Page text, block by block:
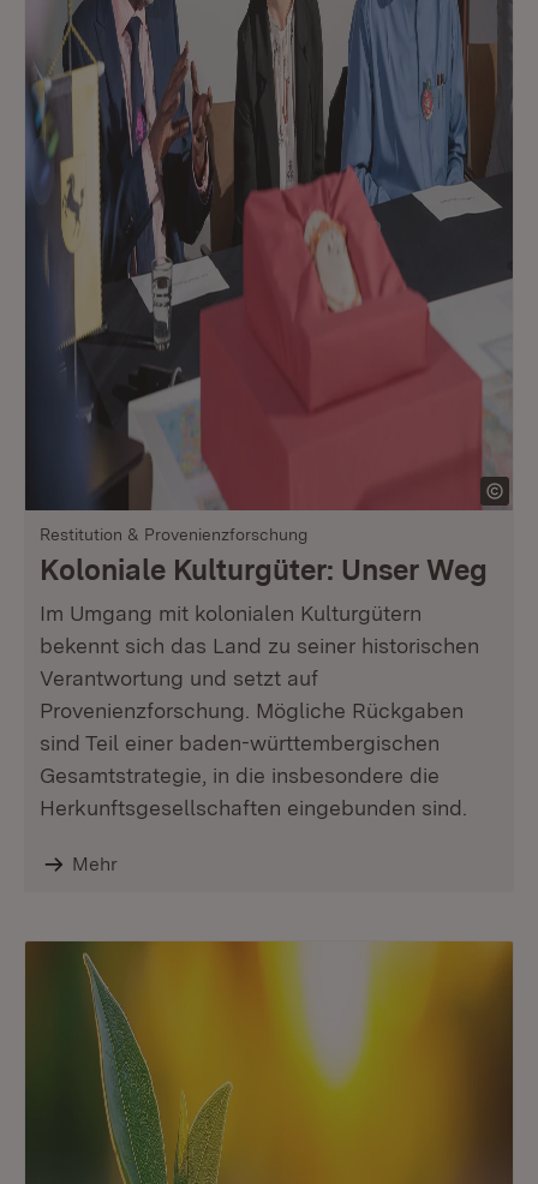
Restitution & Provenienzforschung
Koloniale Kulturgüter: Unser Weg
Im Umgang mit kolonialen Kulturgütern
bekennt sich das Land zu seiner historischen
Verantwortung und setzt auf
Provenienzforschung. Mögliche Rückgaben
sind Teil einer baden-württembergischen
Gesamtstrategie, in die insbesondere die
Herkunftsgesellschaften eingebunden sind.
Mehr